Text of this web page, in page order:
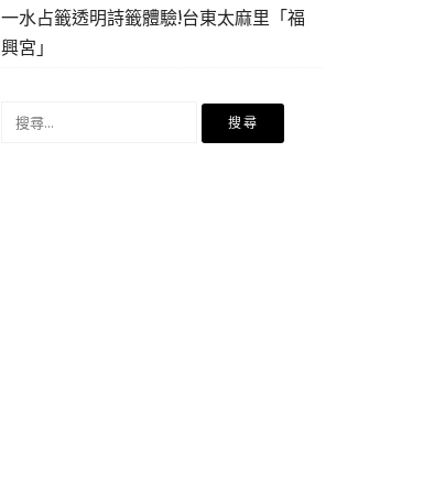
一水占籤透明詩籤體驗!台東太麻里「福
興宮」